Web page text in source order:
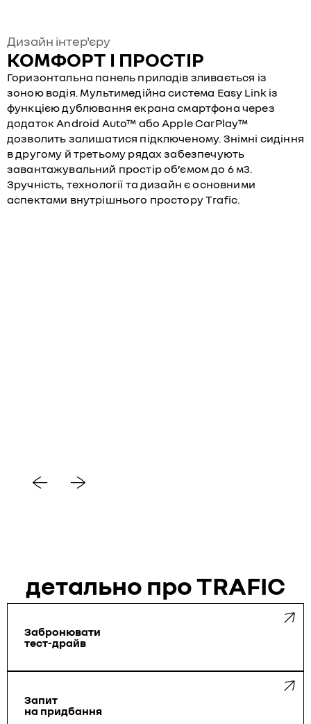
Дизайн інтер'єру
КОМФОРТ І ПРОСТІР
Горизонтальна панель приладів зливається із
зоною водія. Мультимедійна система Easy Link із
функцією дублювання екрана смартфона через
додаток Android Auto™ або Apple CarPlay™
дозволить залишатися підключеному. Знімні сидіння
в другому й третьому рядах забезпечують
завантажувальний простір об’ємом до 6 м3.
Зручність, технології та дизайн є основними
аспектами внутрішнього простору Trafic.
детально про TRAFIC
Забронювати
тест-драйв
Запит
на придбання